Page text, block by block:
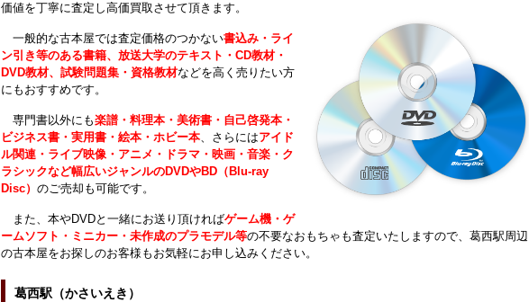
価値を丁寧に査定し高価買取させて頂きます。
一般的な古本屋では査定価格のつかない書込み・ライ
ン引き等のある書籍、放送大学のテキスト・CD教材・
DVD教材、試験問題集・資格教材などを高く売りたい方
にもおすすめです。
専門書以外にも楽譜・料理本・美術書・自己啓発本・
ビジネス書・実用書・絵本・ホビー本、さらにはアイド
ル関連・ライブ映像・アニメ・ドラマ・映画・音楽・ク
ラシックなど幅広いジャンルのDVDやBD（Blu-ray
Disc） のご売却も可能です。
また、本やDVDと一緒にお送り頂ければゲーム機・ゲ
ームソフト・ミニカー・未作成のプラモデル等の不要なおもちゃも査定いたしますので、葛西駅周辺
の古本屋をお探しのお客様もお気軽にお申し込みください。
葛西駅（かさいえき）